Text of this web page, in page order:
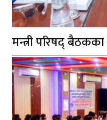
मन्त्री परिषद्